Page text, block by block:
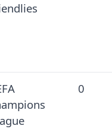
0